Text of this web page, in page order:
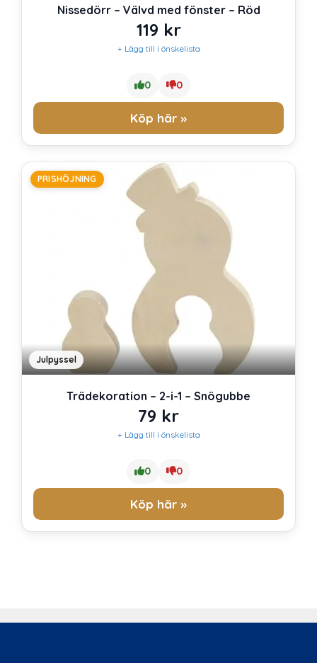
Nissedörr – Välvd med fönster – Röd
119 kr
+ Lägg till i önskelista
0 0
Köp här »
PRISHÖJNING
Julpyssel
Trädekoration – 2-i-1 – Snögubbe
79 kr
+ Lägg till i önskelista
0 0
Köp här »